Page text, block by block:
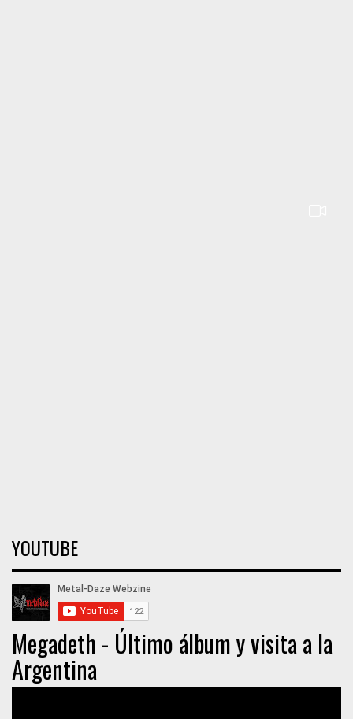
YOUTUBE
Megadeth - Último álbum y visita a la
Argentina